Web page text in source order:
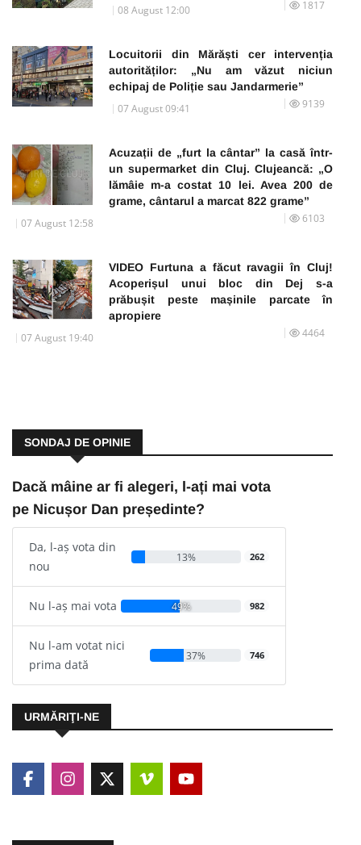
08 August 12:00 1817
Locuitorii din Mărăști cer intervenția
autorităților: „Nu am văzut niciun
echipaj de Poliție sau Jandarmerie”
07 August 09:41 9139
Acuzații de „furt la cântar” la casă într-
un supermarket din Cluj. Clujeancă: „O
lămâie m-a costat 10 lei. Avea 200 de
grame, cântarul a marcat 822 grame”
07 August 12:58 6103
VIDEO Furtuna a făcut ravagii în Cluj!
Acoperișul unui bloc din Dej s-a
prăbușit peste mașinile parcate în
apropiere
07 August 19:40 4464
SONDAJ DE OPINIE
Dacă mâine ar fi alegeri, l-ați mai vota
pe Nicușor Dan președinte?
Da, l-aș vota din
nou
13% 262
Nu l-aș mai vota 49% 982
Nu l-am votat nici
prima dată
37% 746
URMĂRIŢI-NE